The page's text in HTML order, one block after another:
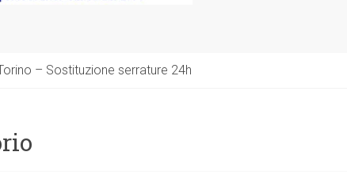
– Sostituzione serrature 24h